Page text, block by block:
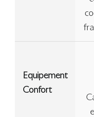
Equipement
Confort